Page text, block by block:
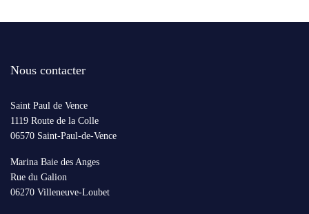
Nous contacter
Saint Paul de Vence
1119 Route de la Colle
06570 Saint-Paul-de-Vence
Marina Baie des Anges
Rue du Galion
06270 Villeneuve-Loubet